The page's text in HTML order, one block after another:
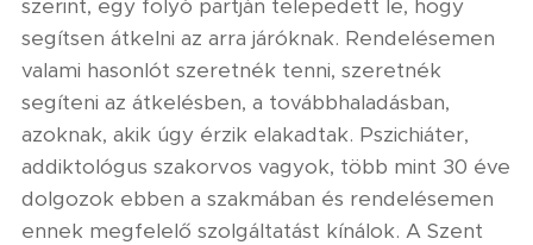
szerint, egy folyó partján telepedett le, hogy
segítsen átkelni az arra járóknak. Rendelésemen
valami hasonlót szeretnék tenni, szeretnék
segíteni az átkelésben, a továbbhaladásban,
azoknak, akik úgy érzik elakadtak. Pszichiáter,
addiktológus szakorvos vagyok, több mint 30 éve
dolgozok ebben a szakmában és rendelésemen
ennek megfelelő szolgáltatást kínálok. A Szent